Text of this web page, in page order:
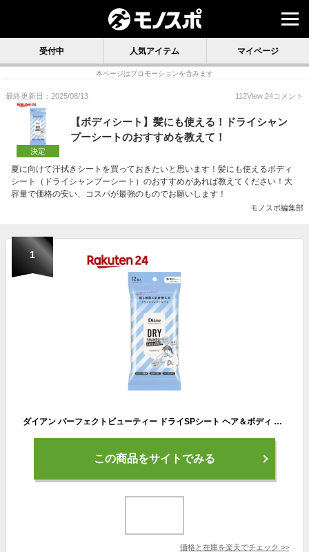
受付中 人気アイテム マイページ
本ページはプロモーションを含みます
最終更新日：2025/08/13 112View 24コメント
決定
【ボディシート】髪にも使える！ドライシャン
プーシートのおすすめを教えて！
夏に向けて汗拭きシートを買っておきたいと思います！髪にも使えるボディ
シート（ドライシャンプーシート）のおすすめがあれば教えてください！大
容量で価格の安い、コスパが最強のものでお願いします！
モノスポ編集部
1
ダイアン パーフェクトビューティー ドライSPシート ヘア＆ボディ 無香料(12枚)【ダイアン パーフェクトビューティー】
この商品をサイトでみる
価格と在庫を楽天でチェック >>